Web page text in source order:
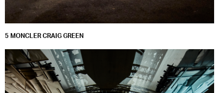
5 MONCLER CRAIG GREEN